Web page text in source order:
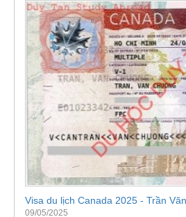
Visa du lịch Canada 2025 - Trần
09/05/2025